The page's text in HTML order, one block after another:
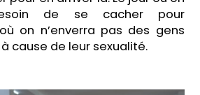
de se cacher pour
on n’enverra pas des gens
cause de leur sexualité.